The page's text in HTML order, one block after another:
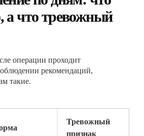
а что тревожный
операции проходит
рекомендаций,
такие.
Тревожный
признак